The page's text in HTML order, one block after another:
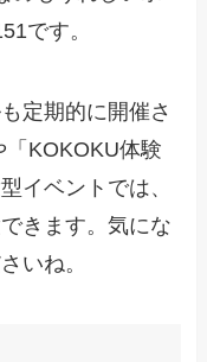
です。
定期的に開催さ
KOKOKU体験
イベントでは、
きます。気にな
いね。